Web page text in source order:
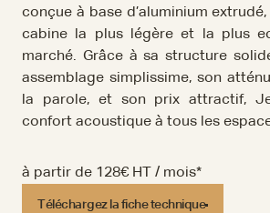
conçue à base d’aluminium
cabine la plus légère et la plus
marché. Grâce à sa structure
assemblage simplissime, son
la parole, et son prix attractif,
confort acoustique à tous les
à partir de 128€ HT / mois*
Téléchargez la fiche technique